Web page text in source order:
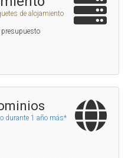
de alojamiento
presupuesto
durante 1 año más*